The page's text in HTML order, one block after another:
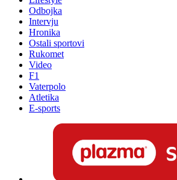
Odbojka
Intervju
Hronika
Ostali sportovi
Rukomet
Video
F1
Vaterpolo
Atletika
E-sports